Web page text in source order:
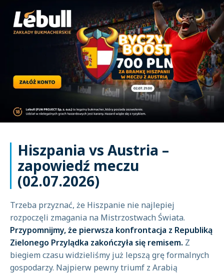
Hiszpania vs Austria –
zapowiedź meczu
(02.07.2026)
Trzeba przyznać, że Hiszpanie nie najlepiej
rozpoczęli zmagania na Mistrzostwach Świata.
Przypomnijmy, że pierwsza konfrontacja z Republiką
Zielonego Przylądka zakończyła się remisem. Z
biegiem czasu widzieliśmy już lepszą grę formalnych
gospodarzy. Najpierw pewny triumf z Arabią